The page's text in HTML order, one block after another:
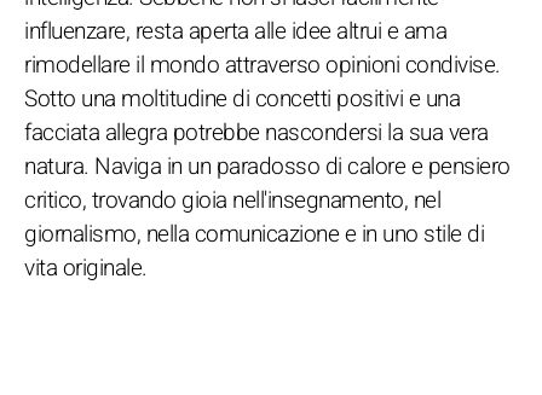
influenzare, resta aperta alle idee altrui e ama
rimodellare il mondo attraverso opinioni condivise.
Sotto una moltitudine di concetti positivi e una
facciata allegra potrebbe nascondersi la sua vera
natura. Naviga in un paradosso di calore e pensiero
critico, trovando gioia nell'insegnamento, nel
giornalismo, nella comunicazione e in uno stile di
vita originale.